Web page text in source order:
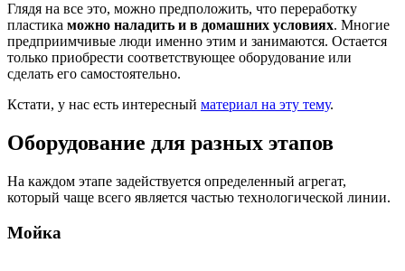
Глядя на все это, можно предположить, что переработку
пластика можно наладить и в домашних условиях. Многие
предприимчивые люди именно этим и занимаются. Остается
только приобрести соответствующее оборудование или
сделать его самостоятельно.
Кстати, у нас есть интересный материал на эту тему.
Оборудование для разных этапов
На каждом этапе задействуется определенный агрегат,
который чаще всего является частью технологической линии.
Мойка